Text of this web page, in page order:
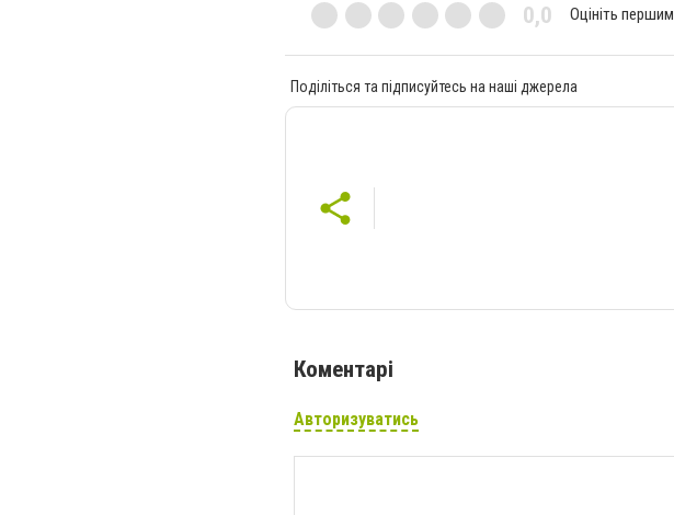
0,0 Оцініть першим
Поділіться та підписуйтесь на наші джерела
Коментарі
Авторизуватись